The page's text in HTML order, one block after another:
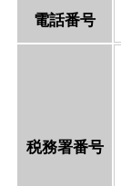
電話番号
税務署番号